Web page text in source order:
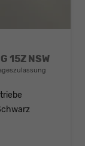
15Z NSW